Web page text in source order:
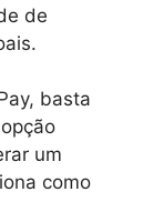
de
basta
um
como